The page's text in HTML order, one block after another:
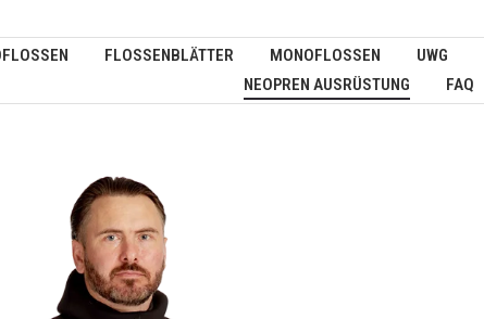
FLOSSENBLÄTTER MONOFLOSSEN UWG
NEOPREN AUSRÜSTUNG
FAQ